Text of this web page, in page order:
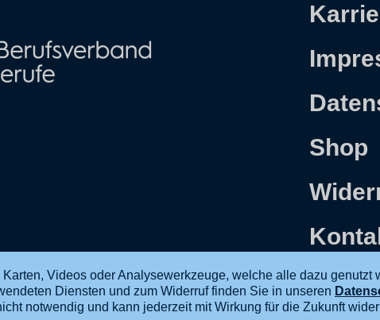
Shop
Videos oder Analysewerkzeuge, welche alle dazu genutzt
Diensten und zum Widerruf finden Sie in unseren
notwendig und kann jederzeit mit Wirkung für die Zukunft